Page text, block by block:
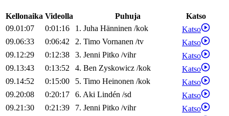
Kellonaika Videolla Puhuja
Katso
09.01:07
0:01:16 1. Juha Hänninen /kok
Katso
09.06:33
0:06:42 2. Timo Vornanen /tv
Katso
09.12:29
0:12:38 3. Jenni Pitko /vihr
Katso
09.13:43
0:13:52 4. Ben Zyskowicz /kok
Katso
09.14:52
0:15:00 5. Timo Heinonen /kok
Katso
09.20:08
0:20:17 6. Aki Lindén /sd
Katso
09.21:30
0:21:39 7. Jenni Pitko /vihr
Katso